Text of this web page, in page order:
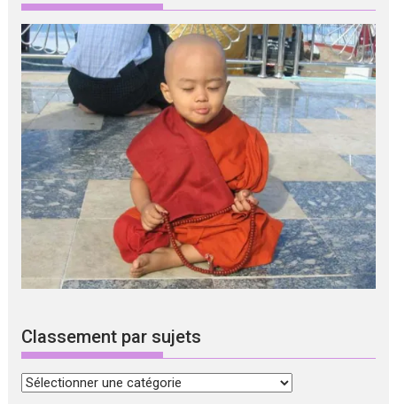
Classement par sujets
Classement